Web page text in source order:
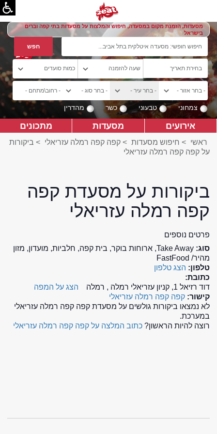
מסעדות, הזמנת מקום במסעדה, חיפוש והמלצות על מסעדות בתי קפה וברים
בישראל
צמחוני טבעוני כשר מהדרין
אירועים מסעדות מתכונים
ראשי > חיפוש מסעדות > קפה קפה רמלה עזריאלי > ביקורות
על קפה קפה רמלה עזריאלי
ביקורות על מסעדת קפה
קפה רמלה עזריאלי
פרטים נוספים
סוג:
Take Away, ארוחות בוקר, בית קפה, חלביות, מועדון, מזון
מהיר/ FastFood
טלפון: הצג טלפון
כתובת:
דוד רזיאל 1, קניון עזריאלי רמלה , רמלה
הצג על המפה
קישור: קפה קפה רמלה עזריאלי
לא נמצאו ביקורות גולשים על מסעדת קפה קפה רמלה עזריאלי
במערכת.
רוצה להיות הראשון? כתוב המלצה על קפה קפה רמלה עזריאלי